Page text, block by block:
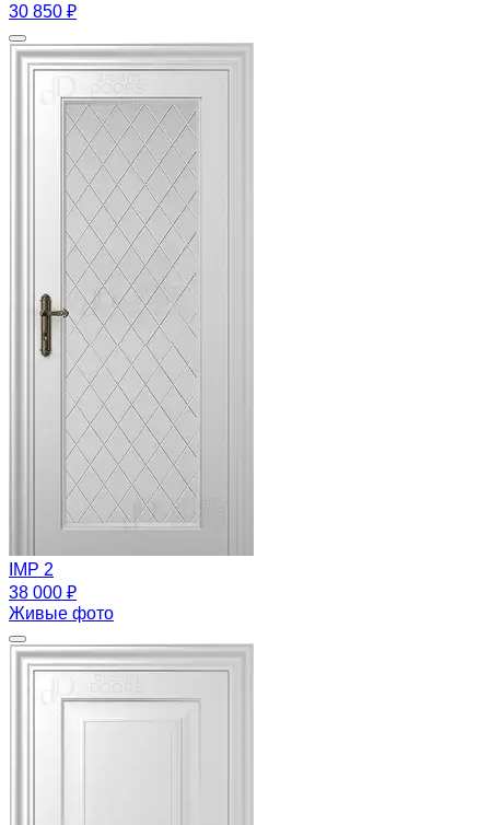
30 850 ₽
IMP 2
38 000 ₽
Живые фото